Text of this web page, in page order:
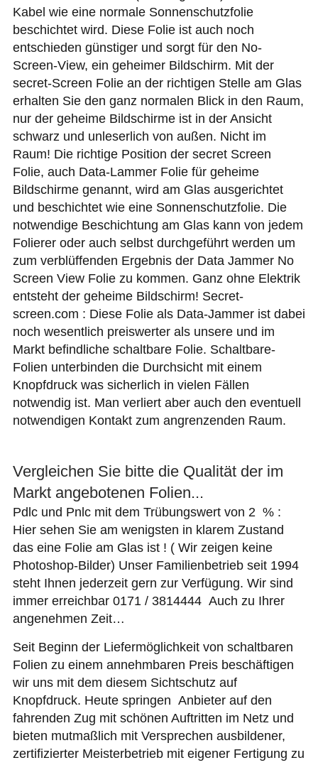
Kabel wie eine normale Sonnenschutzfolie
beschichtet wird. Diese Folie ist auch noch
entschieden günstiger und sorgt für den No-
Screen-View, ein geheimer Bildschirm. Mit der
secret-Screen Folie an der richtigen Stelle am Glas
erhalten Sie den ganz normalen Blick in den Raum,
nur der geheime Bildschirme ist in der Ansicht
schwarz und unleserlich von außen. Nicht im
Raum! Die richtige Position der secret Screen
Folie, auch Data-Lammer Folie für geheime
Bildschirme genannt, wird am Glas ausgerichtet
und beschichtet wie eine Sonnenschutzfolie. Die
notwendige Beschichtung am Glas kann von jedem
Folierer oder auch selbst durchgeführt werden um
zum verblüffenden Ergebnis der Data Jammer No
Screen View Folie zu kommen. Ganz ohne Elektrik
entsteht der geheime Bildschirm! Secret-
screen.com : Diese Folie als Data-Jammer ist dabei
noch wesentlich preiswerter als unsere und im
Markt befindliche schaltbare Folie. Schaltbare-
Folien unterbinden die Durchsicht mit einem
Knopfdruck was sicherlich in vielen Fällen
notwendig ist. Man verliert aber auch den eventuell
notwendigen Kontakt zum angrenzenden Raum.
Vergleichen Sie bitte die Qualität der im
Markt angebotenen Folien...
Pdlc und Pnlc mit dem Trübungswert von 2 % :
Hier sehen Sie am wenigsten in klarem Zustand
das eine Folie am Glas ist ! ( Wir zeigen keine
Photoshop-Bilder) Unser Familienbetrieb seit 1994
steht Ihnen jederzeit gern zur Verfügung. Wir sind
immer erreichbar 0171 / 3814444 Auch zu Ihrer
angenehmen Zeit…
Seit Beginn der Liefermöglichkeit von schaltbaren
Folien zu einem annehmbaren Preis beschäftigen
wir uns mit dem diesem Sichtschutz auf
Knopfdruck. Heute springen Anbieter auf den
fahrenden Zug mit schönen Auftritten im Netz und
bieten mutmaßlich mit Versprechen ausbildener,
zertifizierter Meisterbetrieb mit eigener Fertigung zu